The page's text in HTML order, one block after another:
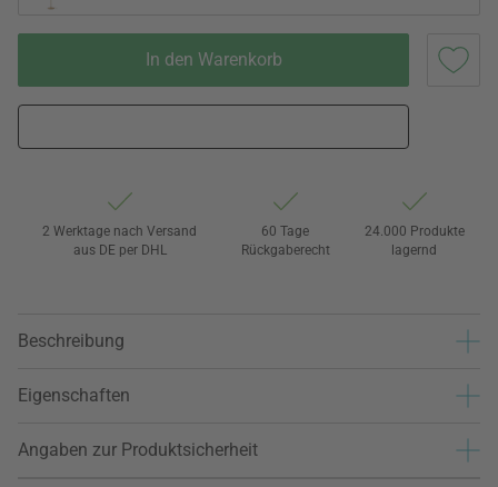
In den Warenkorb
2 Werktage nach Versand
aus DE per DHL
60 Tage
Rückgaberecht
24.000 Produkte
lagernd
Beschreibung
Eigenschaften
Angaben zur Produktsicherheit